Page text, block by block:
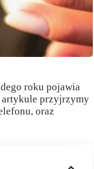
roku pojawia
artykule przyjrzymy
oraz